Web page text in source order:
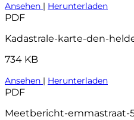
Ansehen | Herunterladen
PDF
Kadastrale-karte-den-
734 KB
Ansehen | Herunterladen
PDF
Meetbericht-emmastraat-